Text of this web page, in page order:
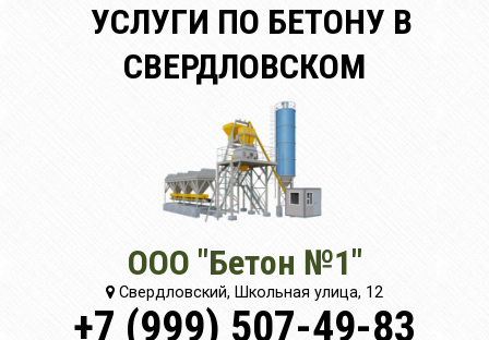
УСЛУГИ ПО БЕТОНУ В
СВЕРДЛОВСКОМ
ООО "Бетон №1"
Свердловский, Школьная улица, 12
+7 (999) 507-49-83